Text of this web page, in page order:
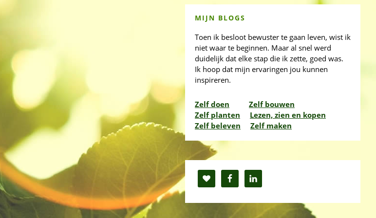
MIJN BLOGS
Toen ik besloot bewuster te gaan leven, wist ik
niet waar te beginnen. Maar al snel werd
duidelijk dat elke stap die ik zette, goed was.
Ik hoop dat mijn ervaringen jou kunnen
inspireren.
Zelf doen
Zelf bouwen
Zelf planten
Lezen, zien en kopen
Zelf beleven
Zelf maken